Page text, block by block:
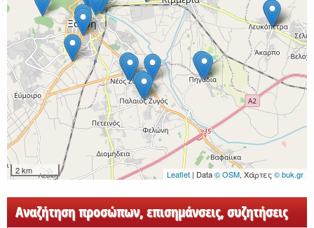
2 km Leaflet | Data© OSM, Χάρτες © buk.gr
Αναζήτηση προσώπων, επισημάνσεις, συζητήσεις